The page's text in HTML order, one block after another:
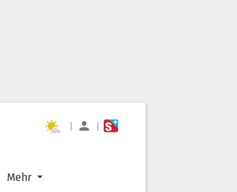
| |
Mehr